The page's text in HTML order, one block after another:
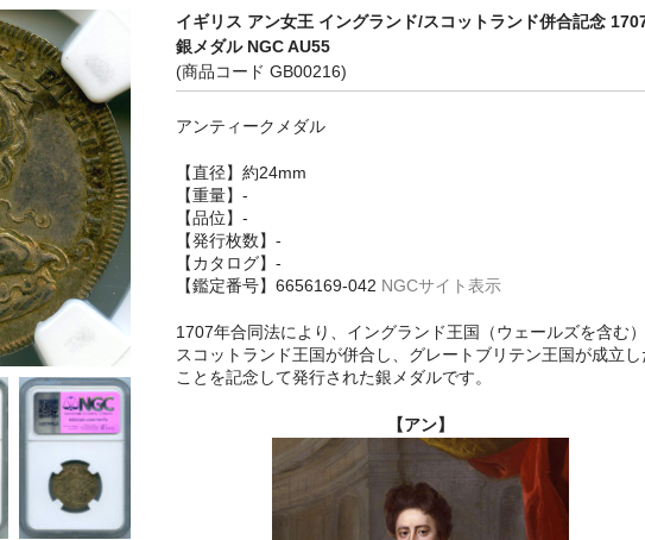
イギリス アン女王 イングランド/スコットランド併合記念
銀メダル NGC AU55
(商品コード GB00216)
アンティークメダル
【直径】約24mm
【重量】-
【品位】-
【発行枚数】-
【カタログ】-
【鑑定番号】6656169-042 NGCサイト表示
1707年合同法により、イングランド王国（ウェールズを含む
スコットランド王国が併合し、グレートブリテン王国が成立し
ことを記念して発行された銀メダルです。
【アン】